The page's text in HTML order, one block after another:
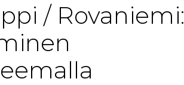
/ Rovaniemi: